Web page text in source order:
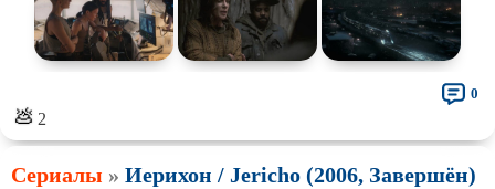
💩 2
0
Сериалы » Иерихон / Jericho (2006, Завершён)